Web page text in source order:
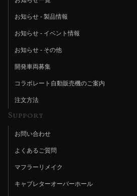
お知らせ - 製品情報
お知らせ - イベント情報
お知らせ - その他
開発車両募集
コラボレート自動販売機のご案内
注文方法
Support
お問い合わせ
よくあるご質問
マフラーリメイク
キャブレターオーバーホール